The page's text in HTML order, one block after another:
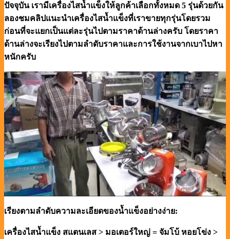
ปัจจุบัน เรามีเครื่องไสน้ำแข็งให้ลูกค้าเลือกทั้งหมด 5 รุ่นด้วยกัน
ลองชมคลิปแนะนำเครื่องไสน้ำแข็งที่เราขายทุกรุ่นโดยรวม
ก่อนที่จะแยกเป็นแต่ละรุ่นไปตามราคาด้านล่างครับ โดยราคา
ด้านล่างจะเรียงไปตามลำดับราคาและการใช้งานจากเบาไปหา
หนักครับ
เรียงตามลำดับความละเอียดของน้ำแข็งอย่างง่าย:
เครื่องไสน้ำแข็ง สแตนเลส > มอเตอร์ใหญ่ = จัมโบ้ หอยโข่ง >